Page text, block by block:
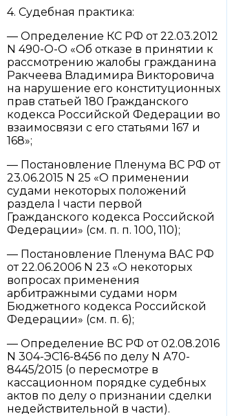
4. Судебная практика:
— Определение КС РФ от 22.03.2012
N 490-О-О «Об отказе в принятии к
рассмотрению жалобы гражданина
Ракчеева Владимира Викторовича
на нарушение его конституционных
прав статьей 180 Гражданского
кодекса Российской Федерации во
взаимосвязи с его статьями 167 и
168»;
— Постановление Пленума ВС РФ от
23.06.2015 N 25 «О применении
судами некоторых положений
раздела I части первой
Гражданского кодекса Российской
Федерации» (см. п. п. 100, 110);
— Постановление Пленума ВАС РФ
от 22.06.2006 N 23 «О некоторых
вопросах применения
арбитражными судами норм
Бюджетного кодекса Российской
Федерации» (см. п. 6);
— Определение ВС РФ от 02.08.2016
N 304-ЭС16-8456 по делу N А70-
8445/2015 (о пересмотре в
кассационном порядке судебных
актов по делу о признании сделки
недействительной в части).